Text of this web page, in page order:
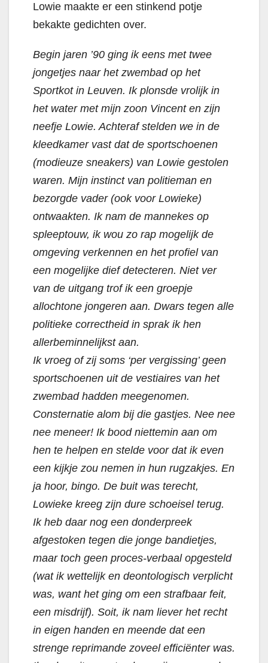
Lowie maakte er een stinkend potje
bekakte gedichten over.
Begin jaren ’90 ging ik eens met twee
jongetjes naar het zwembad op het
Sportkot in Leuven. Ik plonsde vrolijk in
het water met mijn zoon Vincent en zijn
neefje Lowie. Achteraf stelden we in de
kleedkamer vast dat de sportschoenen
(modieuze sneakers) van Lowie gestolen
waren. Mijn instinct van politieman en
bezorgde vader (ook voor Lowieke)
ontwaakten. Ik nam de mannekes op
spleeptouw, ik wou zo rap mogelijk de
omgeving verkennen en het profiel van
een mogelijke dief detecteren. Niet ver
van de uitgang trof ik een groepje
allochtone jongeren aan. Dwars tegen alle
politieke correctheid in sprak ik hen
allerbeminnelijkst aan.
Ik vroeg of zij soms ‘per vergissing’ geen
sportschoenen uit de vestiaires van het
zwembad hadden meegenomen.
Consternatie alom bij die gastjes. Nee nee
nee meneer! Ik bood niettemin aan om
hen te helpen en stelde voor dat ik even
een kijkje zou nemen in hun rugzakjes. En
ja hoor, bingo. De buit was terecht,
Lowieke kreeg zijn dure schoeisel terug.
Ik heb daar nog een donderpreek
afgestoken tegen die jonge bandietjes,
maar toch geen proces-verbaal opgesteld
(wat ik wettelijk en deontologisch verplicht
was, want het ging om een strafbaar feit,
een misdrijf). Soit, ik nam liever het recht
in eigen handen en meende dat een
strenge reprimande zoveel efficiënter was.